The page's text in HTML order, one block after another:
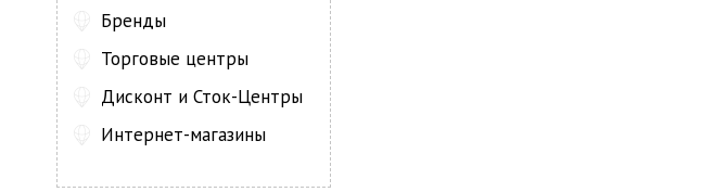
Бренды
Торговые центры
Дисконт и Сток-Центры
Интернет-магазины